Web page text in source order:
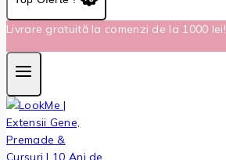
Livrare gratuită la comenzi de la 1000 lei!